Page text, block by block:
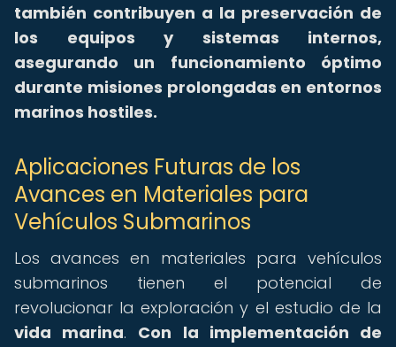
también contribuyen a la preservación de
los equipos y sistemas internos,
asegurando un funcionamiento óptimo
durante misiones prolongadas en entornos
marinos hostiles.
Aplicaciones Futuras de los
Avances en Materiales para
Vehículos Submarinos
Los avances en materiales para vehículos
submarinos tienen el potencial de
revolucionar la exploración y el estudio de la
vida marina. Con la implementación de